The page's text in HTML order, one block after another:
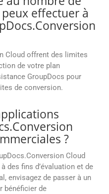
effectuer à
Cloud offrent des limites
de votre plan
GroupDocs pour
de conversion.
?
Cloud
des fins d’évaluation et de
envisagez de passer à un
bénéficier de